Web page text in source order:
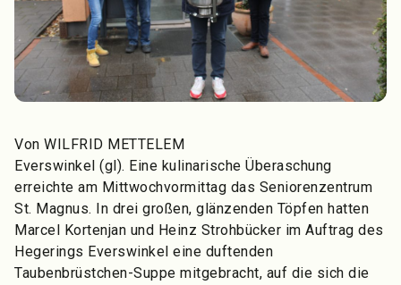
Von WILFRID METTELEM
Everswinkel (gl). Eine kulinarische Überaschung
erreichte am Mittwochvormittag das Seniorenzentrum
St. Magnus. In drei großen, glänzenden Töpfen hatten
Marcel Kortenjan und Heinz Strohbücker im Auftrag des
Hegerings Everswinkel eine duftenden
Taubenbrüstchen-Suppe mitgebracht, auf die sich die